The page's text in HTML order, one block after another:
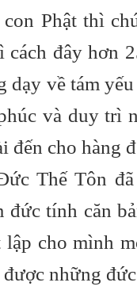
Phật thì
đây hơn
dạy về tám
và duy trì
đến cho hàng
Thế Tôn
đức tính căn
cho mình
những